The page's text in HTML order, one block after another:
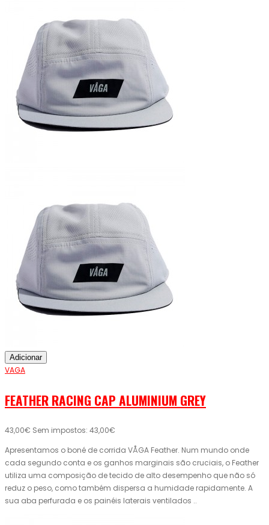
Adicionar
VAGA
FEATHER RACING CAP ALUMINIUM GREY
43,00€ Sem impostos: 43,00€
Apresentamos o boné de corrida VÅGA Feather. Num mundo onde
cada segundo conta e os ganhos marginais são cruciais, o Feather
utiliza uma composição de tecido de alto desempenho que não só
reduz o peso, como também dispersa a humidade rapidamente. A
sua aba perfurada e os painéis laterais ventilados ..